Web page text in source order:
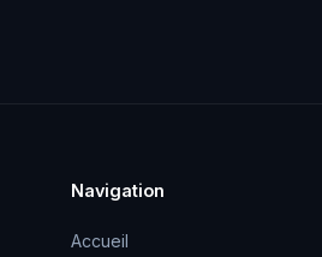
Navigation
Accueil